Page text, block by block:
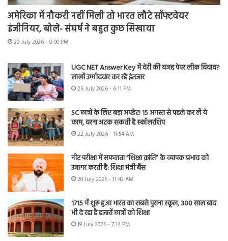
अमेरिका में नौकरी नहीं मिली तो भारत लौटे सॉफ्टवेयर
इंजीनियर, बोले- संघर्ष ने बहुत कुछ सिखाया
29 July 2026 - 8:00 PM
UGC NET Answer Key में देरी की वजह पेपर लीक विवाद?
लाखों उम्मीदवार कर रहे इंतजार
26 July 2026 - 6:11 PM
SC छात्रों के लिए बड़ा अपडेट! 15 अगस्त से पहले कर लें ये
काम, वरना अटक सकती है स्कॉलरशिप
22 July 2026 - 11:54 AM
नीट परीक्षा में सफलता “शिक्षा क्रांति” के व्यापक प्रभाव को
उजागर करती है: शिक्षा मंत्री बैंस
20 July 2026 - 11:43 AM
1715 में शुरू हुआ भारत का सबसे पुराना स्कूल, 300 साल बाद
भी दे रहा है हजारों छात्रों को शिक्षा
19 July 2026 - 7:14 PM